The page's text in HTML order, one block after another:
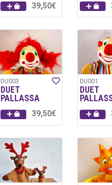
39,50€
DU003
DUET
PALLASSA
39,50€
DU001
DUET